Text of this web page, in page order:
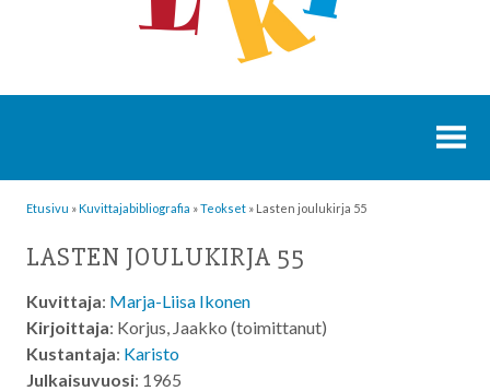
Etusivu »Kuvittaja­bibliografia »Teokset » Lasten joulukirja 55
LASTEN JOULUKIRJA 55
Kuvittaja: Marja-Liisa Ikonen
Kirjoittaja: Korjus, Jaakko (toimittanut)
Kustantaja: Karisto
Julkaisuvuosi: 1965